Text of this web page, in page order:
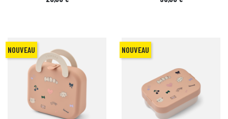
NOUVEAU NOUVEAU